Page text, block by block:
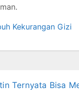
Kekurangan Gizi
Ternyata Bisa